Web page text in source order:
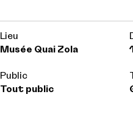
Lieu
Musée Quai Zola
Public
Tout public